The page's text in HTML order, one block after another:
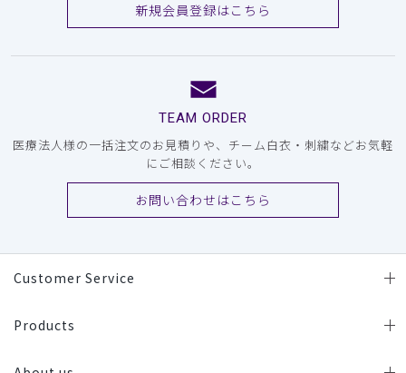
新規会員登録はこちら
TEAM ORDER
医療法人様の一括注文のお見積りや、チーム白衣・刺繍などお気軽
にご相談ください。
お問い合わせはこちら
Customer Service
Products